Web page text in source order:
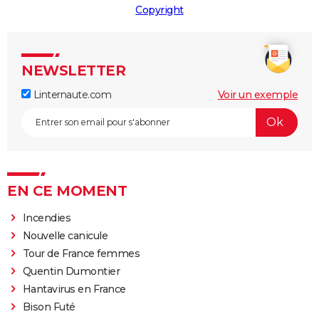
Copyright
NEWSLETTER
Linternaute.com Voir un exemple
EN CE MOMENT
Incendies
Nouvelle canicule
Tour de France femmes
Quentin Dumontier
Hantavirus en France
Bison Futé